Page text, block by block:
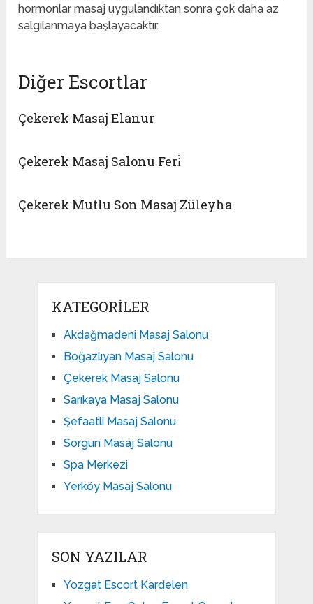
hormonlar masaj uygulandıktan sonra çok daha az
salgılanmaya başlayacaktır.
Diğer Escortlar
Çekerek Masaj Elanur
Çekerek Masaj Salonu Feri̇
Çekerek Mutlu Son Masaj Züleyha
KATEGORILER
Akdağmadeni Masaj Salonu
Boğazlıyan Masaj Salonu
Çekerek Masaj Salonu
Sarıkaya Masaj Salonu
Şefaatli Masaj Salonu
Sorgun Masaj Salonu
Spa Merkezi
Yerköy Masaj Salonu
SON YAZILAR
Yozgat Escort Kardelen